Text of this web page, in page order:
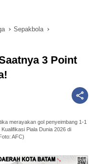
Sepakbola
3 Point
merayakan gol penyeimbang 1-1
Piala Dunia 2026 di
AFC)